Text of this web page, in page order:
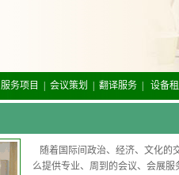
服务项目 会议策划 翻译服务| 设备
随着国际间政治、经济、文化的
么提供专业、周到的会议、会展